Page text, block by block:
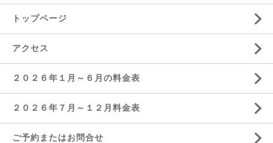
トップページ
アクセス
２０２６年１月～６月の料金表
２０２６年７月～１２月料金表
ご予約またはお問合せ